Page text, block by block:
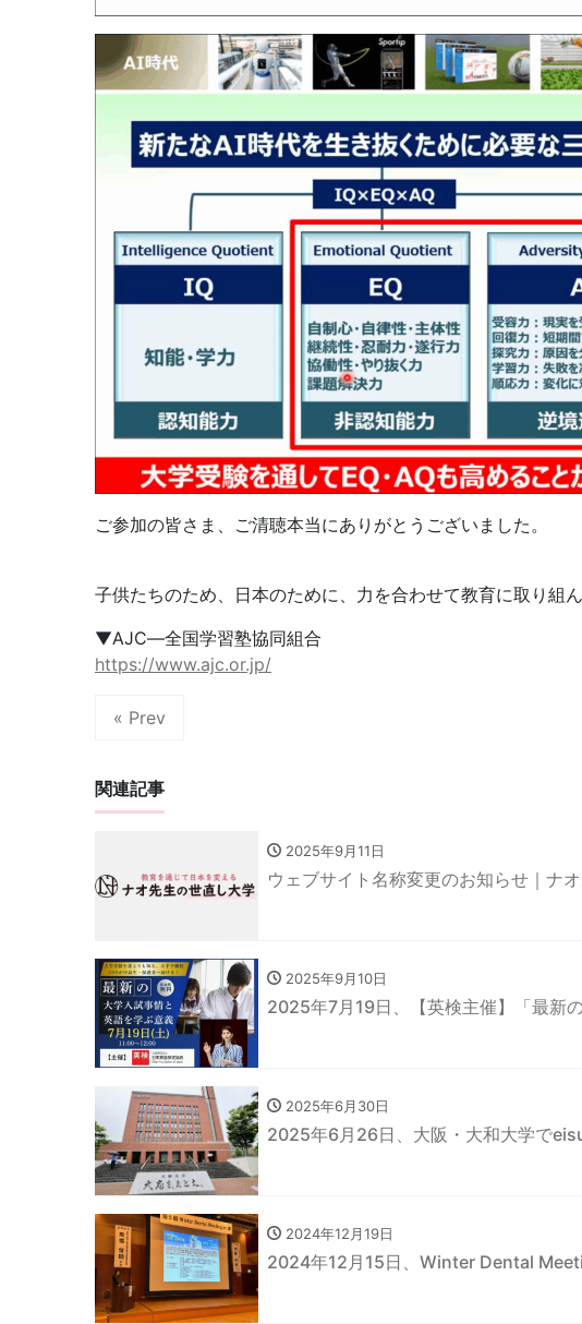
ご参加の皆さま、ご清聴本当にありがとうございました。
子供たちのため、日本のために、力を合わせて教育に取り組
▼AJC―全国学習塾協同組合
https://www.ajc.or.jp/
« Prev
関連記事
2025年9月11日
ウェブサイト名称変更のお知らせ｜ナ
2025年9月10日
2025年7月19日、【英検主催】「最新
2025年6月30日
2025年6月26日、大阪・大和大学で
2024年12月19日
2024年12月15日、Winter Dental